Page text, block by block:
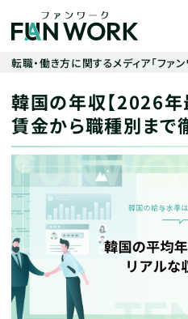
転職・働き方に関するメディア「ファン
韓国の年収【2026年
賃金から職種別まで